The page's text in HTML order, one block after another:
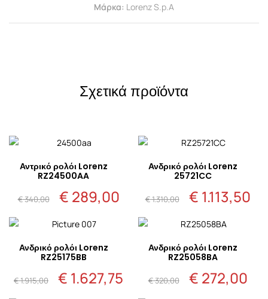
Μάρκα: Lorenz S.p.A
Σχετικά προϊόντα
Αντρικό ρολόι Lorenz
RZ24500AA
€340,00 Original
price
€ 340,00.
€ 289,00 τρέχουσα
είναι:
Ανδρικό ρολόι Lorenz
25721CC
€1.310,00 Original
price
€ 1.310,00.
€ 1.113,50
Ανδρικό ρολόι Lorenz
RZ25175BB
€1.915,00 Original
price
€ 1.627,75 τρέχουσα
Ανδρικό ρολόι Lorenz
RZ25058BA
€320,00 Original
price
€ 272,00